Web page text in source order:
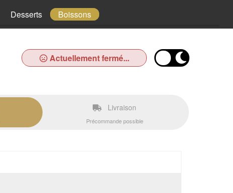
Desserts Boissons
Actuellement fermé...
Livraison
Précommande possible